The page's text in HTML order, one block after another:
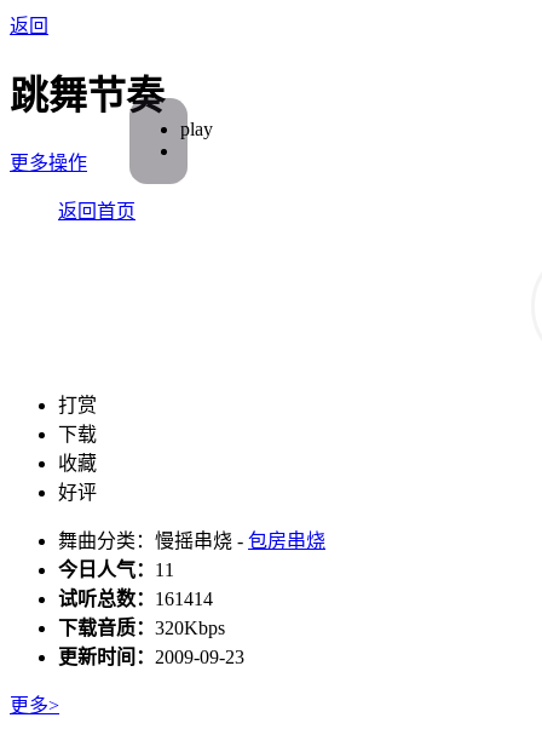
返回
跳舞节奏
更多操作
返回首页
打赏
下载
收藏
好评
舞曲分类：慢摇串烧 - 包房串烧
今日人气： 11
试听总数： 161414
下载音质： 320Kbps
更新时间： 2009-09-23
更多>
play